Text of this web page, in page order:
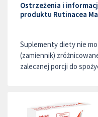
Ostrzeżenia i
produktu Rutinacea
Suplementy diety nie
(zamiennik)
zalecanej porcji do